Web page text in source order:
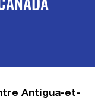
Antigua-et-